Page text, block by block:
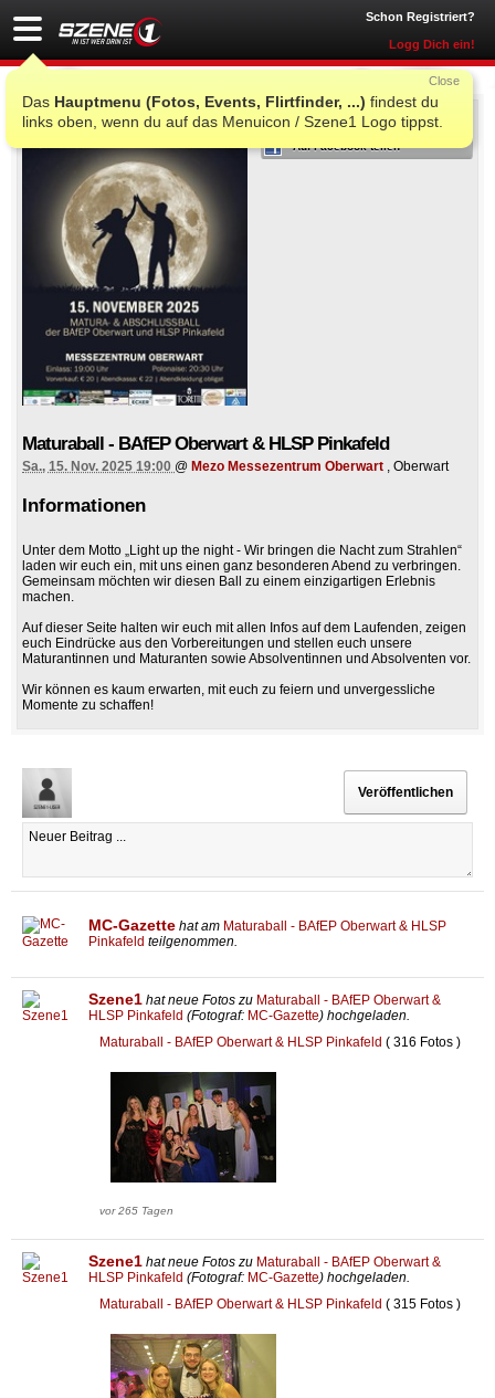
Schon Registriert?
Logg Dich ein!
Das Hauptmenu (Fotos, Events, Flirtfinder, ...) findest du
links oben, wenn du auf das Menuicon / Szene1 Logo tippst.
Close
ICH WAR AUCH DORT
Auf Facebook teilen
Maturaball - BAfEP Oberwart & HLSP Pinkafeld
Sa., 15. Nov. 2025 19:00 @ Mezo Messezentrum Oberwart , Oberwart
Informationen
Unter dem Motto „Light up the night - Wir bringen die Nacht zum Strahlen“
laden wir euch ein, mit uns einen ganz besonderen Abend zu verbringen.
Gemeinsam möchten wir diesen Ball zu einem einzigartigen Erlebnis
machen.
Auf dieser Seite halten wir euch mit allen Infos auf dem Laufenden, zeigen
euch Eindrücke aus den Vorbereitungen und stellen euch unsere
Maturantinnen und Maturanten sowie Absolventinnen und Absolventen vor.
Wir können es kaum erwarten, mit euch zu feiern und unvergessliche
Momente zu schaffen!
MC-Gazette hat am Maturaball - BAfEP Oberwart & HLSP
Pinkafeld teilgenommen.
Szene1 hat neue Fotos zu Maturaball - BAfEP Oberwart &
HLSP Pinkafeld (Fotograf: MC-Gazette) hochgeladen.
Maturaball - BAfEP Oberwart & HLSP Pinkafeld ( 316 Fotos )
vor 265 Tagen
Szene1 hat neue Fotos zu Maturaball - BAfEP Oberwart &
HLSP Pinkafeld (Fotograf: MC-Gazette) hochgeladen.
Maturaball - BAfEP Oberwart & HLSP Pinkafeld ( 315 Fotos )